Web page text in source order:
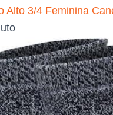
Alto 3/4 Feminina